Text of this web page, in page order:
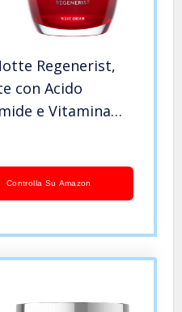
Regenerist,
con Acido
e Vitamina
la Pelle in
Controlla Su Amazon